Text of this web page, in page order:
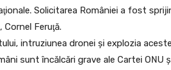
Solicitarea României a fost
Cornel Feruţă.
intruziunea dronei şi explozia
sunt încălcări grave ale Cartei ONU